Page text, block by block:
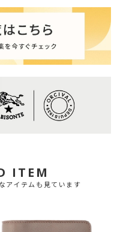
ITEM
アイテムも見ています